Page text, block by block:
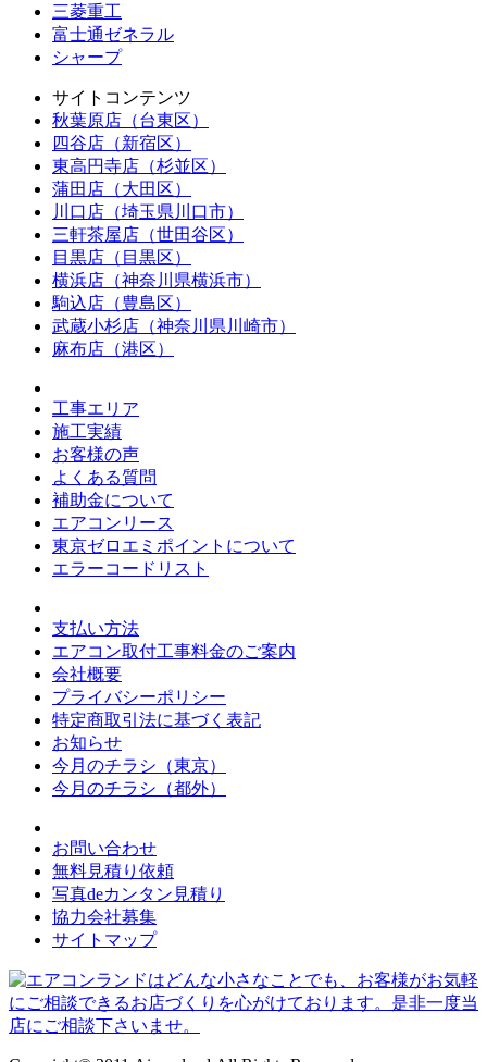
三菱重工
富士通ゼネラル
シャープ
サイトコンテンツ
秋葉原店（台東区）
四谷店（新宿区）
東高円寺店（杉並区）
蒲田店（大田区）
川口店（埼玉県川口市）
三軒茶屋店（世田谷区）
目黒店（目黒区）
横浜店（神奈川県横浜市）
駒込店（豊島区）
武蔵小杉店（神奈川県川崎市）
麻布店（港区）
工事エリア
施工実績
お客様の声
よくある質問
補助金について
エアコンリース
東京ゼロエミポイントについて
エラーコードリスト
支払い方法
エアコン取付工事料金のご案内
会社概要
プライバシーポリシー
特定商取引法に基づく表記
お知らせ
今月のチラシ（東京）
今月のチラシ（都外）
お問い合わせ
無料見積り依頼
写真deカンタン見積り
協力会社募集
サイトマップ